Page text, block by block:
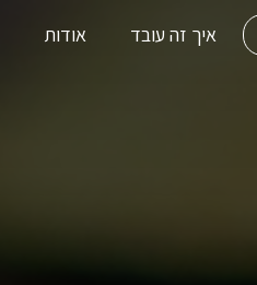
איך זה עובד אודות